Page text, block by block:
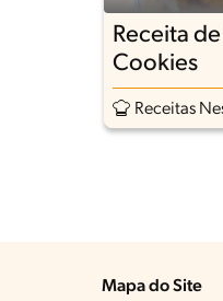
Receita
Cookies
Receitas
Mapa do Site